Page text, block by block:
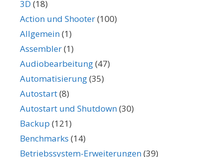
3D (18)
Action und Shooter(100)
Allgemein(1)
Assembler(1)
Audiobearbeitung(47)
Automatisierung(35)
Autostart(8)
Autostart und Shutdown(30)
Backup (121)
Benchmarks (14)
Betriebssystem-Erweiterungen(39)